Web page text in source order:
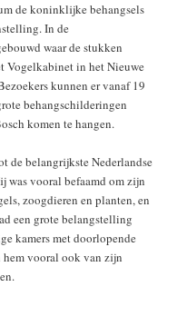
de koninklijke behangsels
In de
waar de stukken
Vogelkabinet in het Nieuwe
kunnen er vanaf 19
behangschilderingen
komen te hangen.
de belangrijkste Nederlandse
was vooral befaamd om zijn
zoogdieren en planten, en
een grote belangstelling
kamers met doorlopende
hem vooral ook van zijn